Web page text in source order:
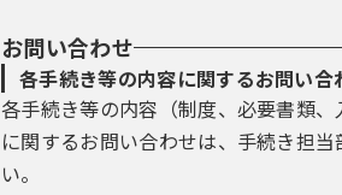
お問い合わせ
各手続き等の内容に関するお問い合
各手続き等の内容（制度、必要書類、
に関するお問い合わせは、手続き担
い。